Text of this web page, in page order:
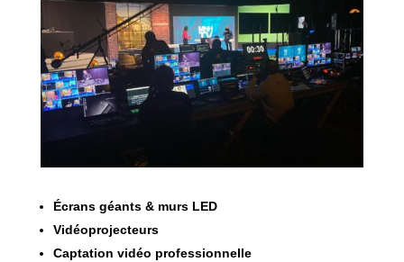
Écrans géants & murs LED
Vidéoprojecteurs
Captation vidéo professionnelle